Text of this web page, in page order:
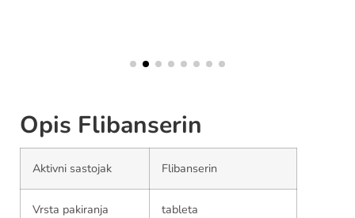
Opis Flibanserin
Aktivni sastojak Flibanserin
Vrsta pakiranja tableta